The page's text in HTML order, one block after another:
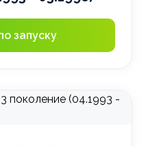
запуску